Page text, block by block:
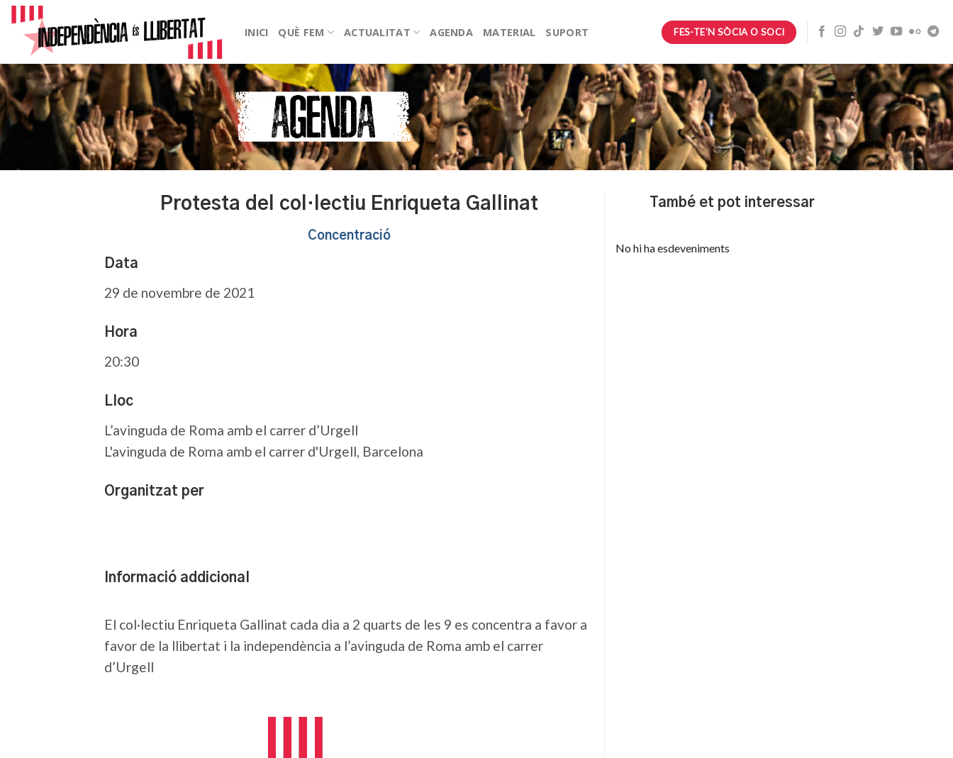
Skip
content
INICI QUÈ FEM ACTUALITAT AGENDA MATERIAL SUPORT FES-TE'N SÒCIA O SOCI
Protesta del col·lectiu Enriqueta Gallinat
Concentració
Data
29 de novembre de 2021
Hora
20:30
Lloc
L’avinguda de Roma amb el carrer d’Urgell
L'avinguda de Roma amb el carrer d'Urgell, Barcelona
Organitzat per
Informació addicional
El col·lectiu Enriqueta Gallinat cada dia a 2 quarts de les 9 es concentra a favor a
favor de la llibertat i la independència a l’avinguda de Roma amb el carrer
d’Urgell
També et pot interessar
No hi ha esdeveniments